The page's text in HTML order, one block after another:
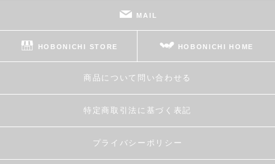
MAIL
HOBONICHI STORE HOBONICHI HOME
商品について問い合わせる
特定商取引法に基づく表記
プライバシーポリシー